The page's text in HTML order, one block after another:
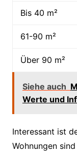
Bis 40 m²
61-90 m²
Über 90 m²
Siehe auch
Werte und
Interessant ist
Wohnungen